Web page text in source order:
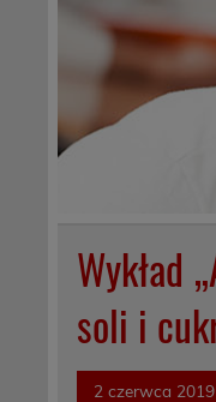
Wykład
soli i
2 czerwca 2019